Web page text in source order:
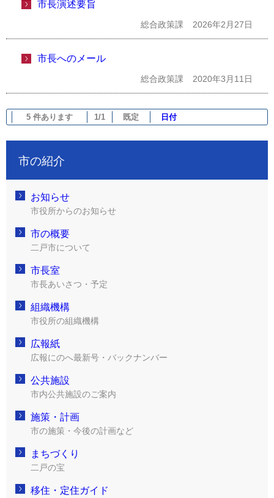
市長演述要旨
総合政策課 2026年2月27日
市長へのメール
総合政策課 2020年3月11日
5 件あります 1/1 既定 日付
市の紹介
お知らせ
市役所からのお知らせ
市の概要
二戸市について
市長室
市長あいさつ・予定
組織機構
市役所の組織機構
広報紙
広報にのへ最新号・バックナンバー
公共施設
市内公共施設のご案内
施策・計画
市の施策・今後の計画など
まちづくり
二戸の宝
移住・定住ガイド